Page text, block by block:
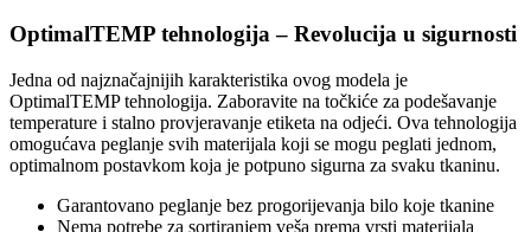
OptimalTEMP tehnologija – Revolucija u sigurnosti
Jedna od najznačajnijih karakteristika ovog modela je
OptimalTEMP tehnologija. Zaboravite na točkiće za podešavanje
temperature i stalno provjeravanje etiketa na odjeći. Ova tehnologija
omogućava peglanje svih materijala koji se mogu peglati jednom,
optimalnom postavkom koja je potpuno sigurna za svaku tkaninu.
Garantovano peglanje bez progorijevanja bilo koje tkanine
Nema potrebe za sortiranjem veša prema vrsti materijala